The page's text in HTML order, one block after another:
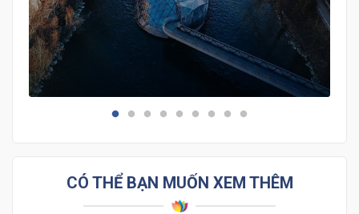
nào”. Trong phần này sẽ là những đất nước Châu Âu
khác cũng rất tuyệt vời để bạn có thể lựa chọn cho
chuyến du lịch của mình.
CÓ THỂ BẠN MUỐN XEM THÊM